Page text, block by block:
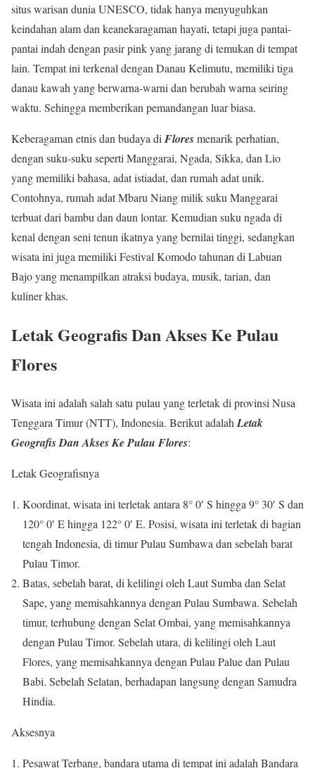
situs warisan dunia UNESCO, tidak hanya menyuguhkan
keindahan alam dan keanekaragaman hayati, tetapi juga pantai-
pantai indah dengan pasir pink yang jarang di temukan di tempat
lain. Tempat ini terkenal dengan Danau Kelimutu, memiliki tiga
danau kawah yang berwarna-warni dan berubah warna seiring
waktu. Sehingga memberikan pemandangan luar biasa.
Keberagaman etnis dan budaya di Floresmenarik perhatian,
dengan suku-suku seperti Manggarai, Ngada, Sikka, dan Lio
yang memiliki bahasa, adat istiadat, dan rumah adat unik.
Contohnya, rumah adat Mbaru Niang milik suku Manggarai
terbuat dari bambu dan daun lontar. Kemudian suku ngada di
kenal dengan seni tenun ikatnya yang bernilai tinggi, sedangkan
wisata ini juga memiliki Festival Komodo tahunan di Labuan
Bajo yang menampilkan atraksi budaya, musik, tarian, dan
kuliner khas.
Letak Geografis Dan Akses Ke Pulau
Flores
Wisata ini adalah salah satu pulau yang terletak di provinsi Nusa
Tenggara Timur (NTT), Indonesia. Berikut adalah Letak
Geografis Dan Akses Ke Pulau Flores:
Letak Geografisnya
Koordinat, wisata ini terletak antara 8° 0′ S hingga 9° 30′ S dan
120° 0′ E hingga 122° 0′ E. Posisi, wisata ini terletak di bagian
tengah Indonesia, di timur Pulau Sumbawa dan sebelah barat
Pulau Timor.
Batas, sebelah barat, di kelilingi oleh Laut Sumba dan Selat
Sape, yang memisahkannya dengan Pulau Sumbawa. Sebelah
timur, terhubung dengan Selat Ombai, yang memisahkannya
dengan Pulau Timor. Sebelah utara, di kelilingi oleh Laut
Flores, yang memisahkannya dengan Pulau Palue dan Pulau
Babi. Sebelah Selatan, berhadapan langsung dengan Samudra
Hindia.
Aksesnya
Pesawat Terbang, bandara utama di tempat ini adalah Bandara